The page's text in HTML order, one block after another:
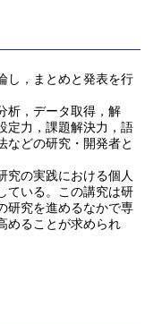
し，まとめと発表を行
析，データ取得，解
定力，課題解決力，語
などの研究・開発者と
究の実践における個人
ている。この講究は研
研究を進めるなかで専
めることが求められ